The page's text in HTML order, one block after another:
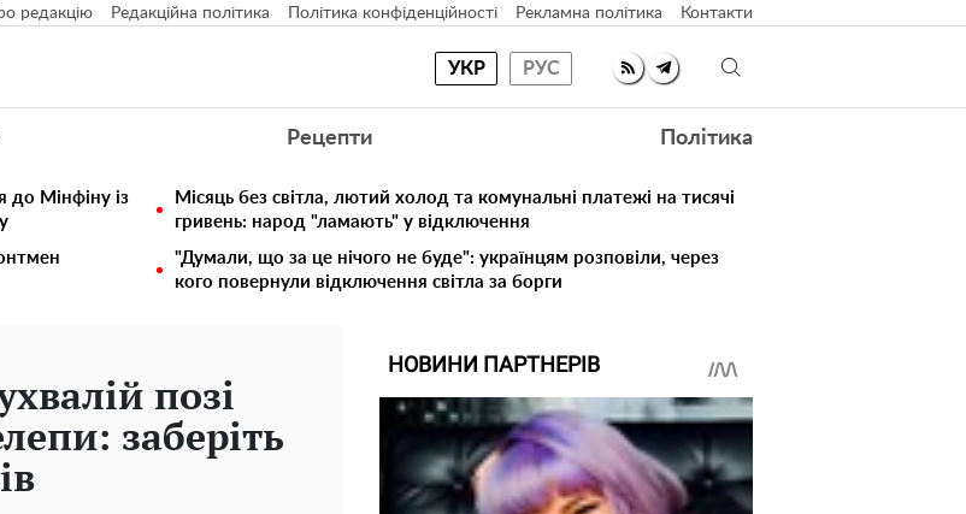
редакцію Редакційна політика Політика конфіденційності Рекламна політика Контакти
УКР РУС
Рецепти Політика
до Мінфіну із
Місяць без світла, лютий холод та комунальні платежі на тисячі
гривень: народ "ламають" у відключення
"Думали, що за це нічого не буде": українцям розповіли, через
кого повернули відключення світла за борги
позі
заберіть
НОВИНИ ПАРТНЕРІВ